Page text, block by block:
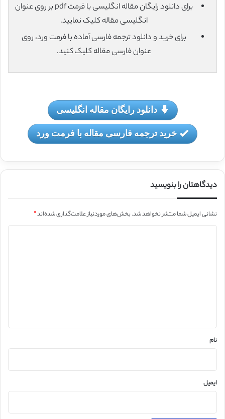
برای دانلود رایگان مقاله انگلیسی با فرمت pdf بر روی عنوان
انگلیسی مقاله کلیک نمایید.
برای خرید و دانلود ترجمه فارسی آماده با فرمت ورد، روی
عنوان فارسی مقاله کلیک کنید.
دانلود رایگان مقاله انگلیسی
خرید ترجمه فارسی مقاله با فرمت ورد
دیدگاهتان را بنویسید
نشانی ایمیل شما منتشر نخواهد شد.بخش‌های موردنیاز علامت‌گذاری شده‌اند*
نام
ایمیل